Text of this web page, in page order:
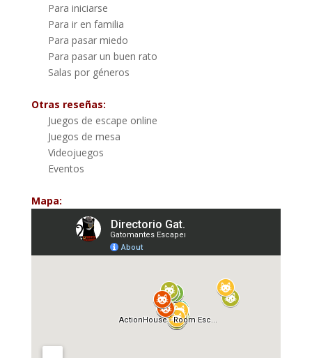
Para iniciarse
Para ir en familia
Para pasar miedo
Para pasar un buen rato
Salas por géneros
Otras reseñas:
Juegos de escape online
Juegos de mesa
Videojuegos
Eventos
Mapa: